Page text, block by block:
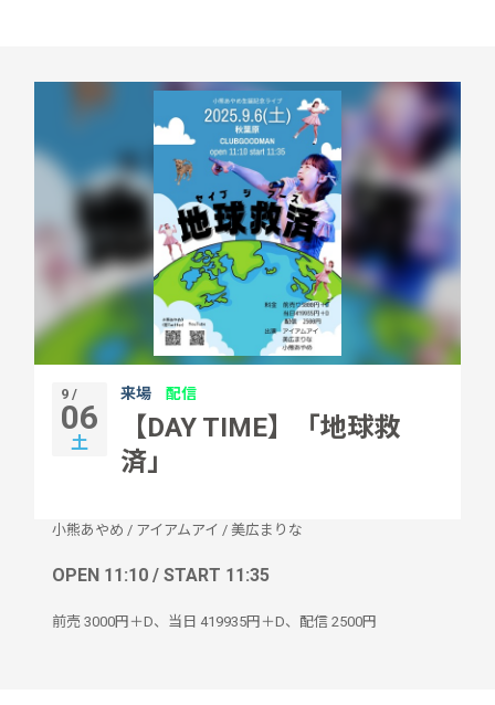
9 /
06
土
来場 配信
【DAY TIME】「地球救
済」
小熊あやめ / アイアムアイ / 美広まりな
OPEN 11:10 / START 11:35
前売 3000円＋D、当日 419935円＋D、配信 2500円